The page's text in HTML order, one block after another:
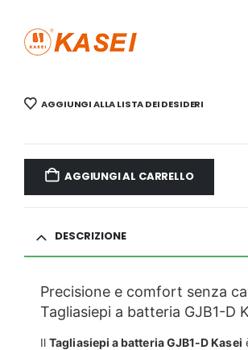
AGGIUNGI ALLA LISTA DEI DESIDERI
AGGIUNGI AL CARRELLO
DESCRIZIONE
Precisione e comfort senza
Tagliasiepi a batteria GJB1-D
IlTagliasiepi a batteria GJB1-D Kasei